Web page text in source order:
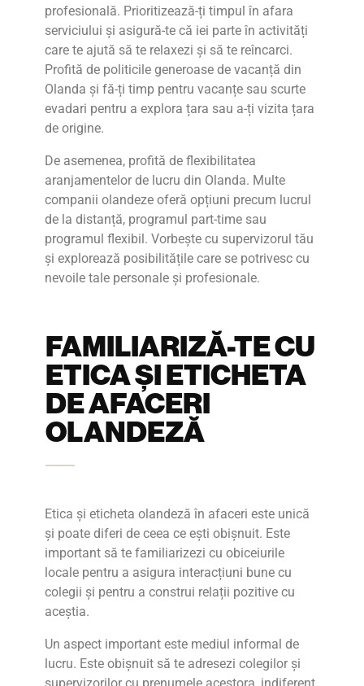
profesională. Prioritizează-ți timpul în afara
serviciului și asigură-te că iei parte în activități
care te ajută să te relaxezi și să te reîncarci.
Profită de politicile generoase de vacanță din
Olanda și fă-ți timp pentru vacanțe sau scurte
evadari pentru a explora țara sau a-ți vizita țara
de origine.
De asemenea, profită de flexibilitatea
aranjamentelor de lucru din Olanda. Multe
companii olandeze oferă opțiuni precum lucrul
de la distanță, programul part-time sau
programul flexibil. Vorbește cu supervizorul tău
și explorează posibilitățile care se potrivesc cu
nevoile tale personale și profesionale.
FAMILIARIZĂ-TE CU
ETICA ȘI ETICHETA
DE AFACERI
OLANDEZĂ
Etica și eticheta olandeză în afaceri este unică
și poate diferi de ceea ce ești obișnuit. Este
important să te familiarizezi cu obiceiurile
locale pentru a asigura interacțiuni bune cu
colegii și pentru a construi relații pozitive cu
aceștia.
Un aspect important este mediul informal de
lucru. Este obișnuit să te adresezi colegilor și
supervizorilor cu prenumele acestora, indiferent